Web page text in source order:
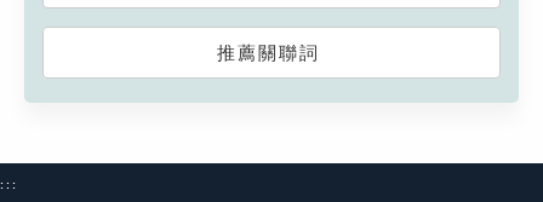
推薦關聯詞
:::